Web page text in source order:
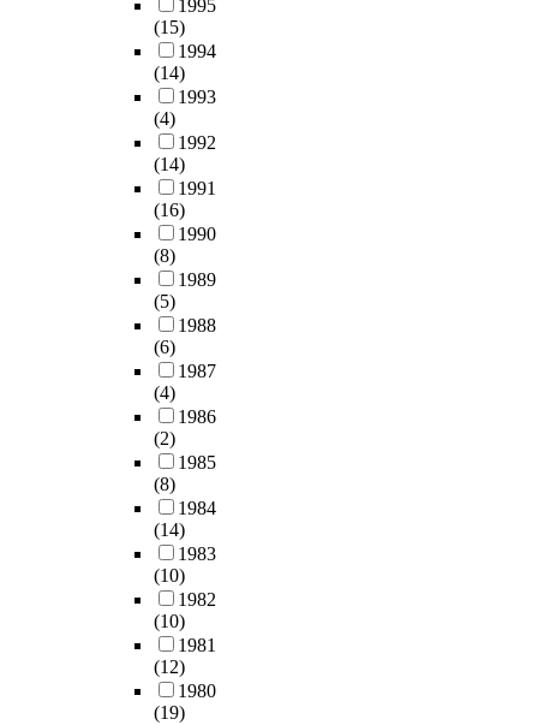
1995
(15)
1994
(14)
1993
(4)
1992
(14)
1991
(16)
1990
(8)
1989
(5)
1988
(6)
1987
(4)
1986
(2)
1985
(8)
1984
(14)
1983
(10)
1982
(10)
1981
(12)
1980
(19)